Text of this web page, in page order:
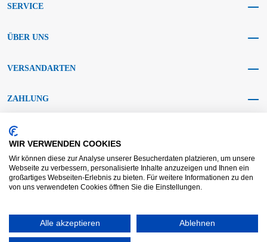
SERVICE
ÜBER UNS
VERSANDARTEN
ZAHLUNG
SOCIAL MEDIA
Impressum
Datenschutz
WIR VERWENDEN COOKIES
Wir können diese zur Analyse unserer Besucherdaten platzieren, um unsere
Webseite zu verbessern, personalisierte Inhalte anzuzeigen und Ihnen ein
großartiges Webseiten-Erlebnis zu bieten. Für weitere Informationen zu den
von uns verwendeten Cookies öffnen Sie die Einstellungen.
Alle akzeptieren Ablehnen